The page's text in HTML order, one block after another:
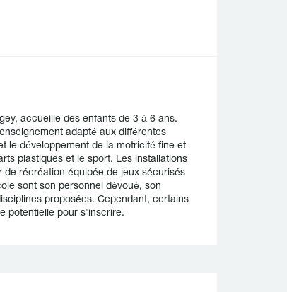
accueille des enfants de 3 à 6 ans.
adapté aux différentes
le développement de la motricité fine et
plastiques et le sport. Les installations
récréation équipée de jeux sécurisés
sont son personnel dévoué, son
proposées. Cependant, certains
potentielle pour s'inscrire.